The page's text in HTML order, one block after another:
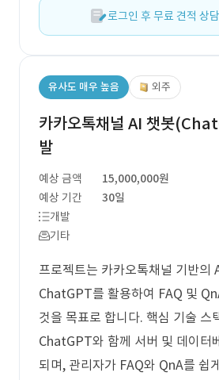
로그인 후 무료 견적 상
유사도 매우 높음 외주
카카오톡채널 AI 챗봇
발
예상 금액
15,000,000원
예상 기간
30일
개발
기타
프로젝트는 카카오톡채널 기반의
ChatGPT를 활용하여 FAQ 및
것을 목표로 합니다. 핵심 기술 스
ChatGPT와 함께 서버 및 데이터
되며, 관리자가 FAQ와 QnA를 쉽